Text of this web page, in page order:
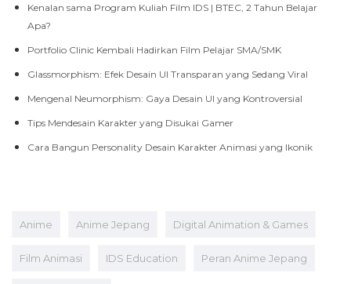
Kenalan sama Program Kuliah Film IDS | BTEC, 2 Tahun Belajar
Apa?
Portfolio Clinic Kembali Hadirkan Film Pelajar SMA/SMK
Glassmorphism: Efek Desain UI Transparan yang Sedang Viral
Mengenal Neumorphism: Gaya Desain UI yang Kontroversial
Tips Mendesain Karakter yang Disukai Gamer
Cara Bangun Personality Desain Karakter Animasi yang Ikonik
Anime Anime Jepang Digital Animation & Games
Film Animasi IDS Education Peran Anime Jepang